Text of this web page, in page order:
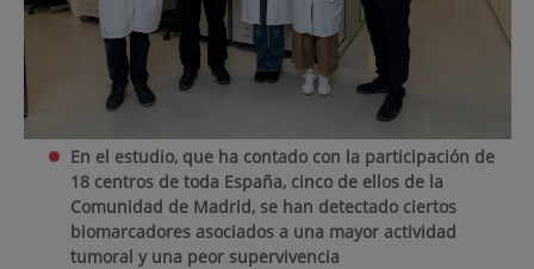
En el estudio, que ha contado con la participación de
18 centros de toda España, cinco de ellos de la
Comunidad de Madrid, se han detectado ciertos
biomarcadores asociados a una mayor actividad
tumoral y una peor supervivencia